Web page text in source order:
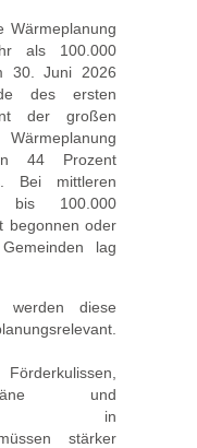
Wärmeplanung
als 100.000
30. Juni 2026
des ersten
der großen
44 Prozent
Bei mittleren
bis 100.000
begonnen oder
lag
werden diese
und
in
stärker